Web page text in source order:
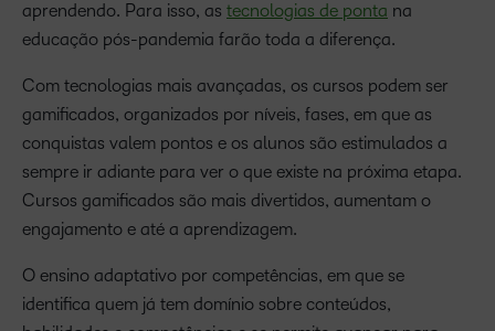
aprendendo. Para isso, as tecnologias de ponta na
educação pós-pandemia farão toda a diferença.
Com tecnologias mais avançadas, os cursos podem ser
gamificados, organizados por níveis, fases, em que as
conquistas valem pontos e os alunos são estimulados a
sempre ir adiante para ver o que existe na próxima etapa.
Cursos gamificados são mais divertidos, aumentam o
engajamento e até a aprendizagem.
O ensino adaptativo por competências, em que se
identifica quem já tem domínio sobre conteúdos,